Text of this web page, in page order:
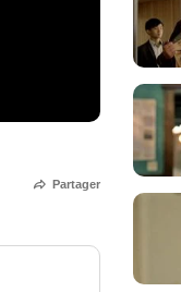
Partager